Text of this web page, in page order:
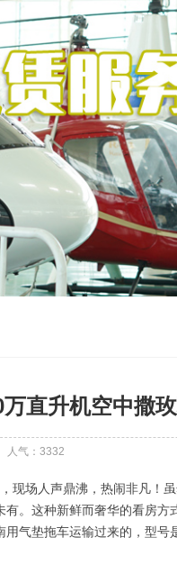
直升机空中撒
人气： 3332
现场人声鼎沸，热闹非凡！
。这种新鲜而奢华的看房方
气垫拖车运输过来的，型号